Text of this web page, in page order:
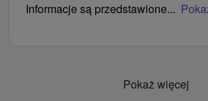
Informacje są przedstawione...
Pokaż więcej